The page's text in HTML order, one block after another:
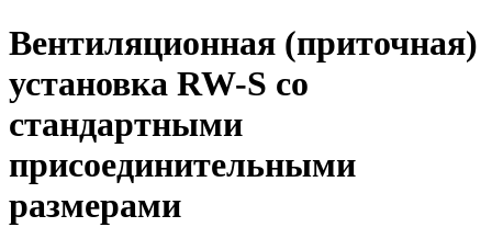
Вентиляционная (приточная)
установка RW-S со
стандартными
присоединительными
размерами